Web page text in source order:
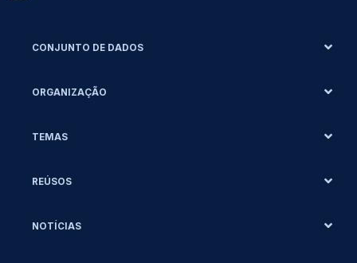
CONJUNTO DE DADOS
ORGANIZAÇÃO
TEMAS
REÚSOS
NOTÍCIAS